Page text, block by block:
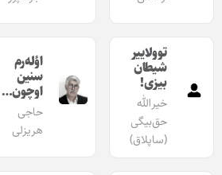
توولاییر
شیطان
بیزی!
خیرالله
حق‌بیگی
(ساپلاق)
اؤله‌رم
سنین
اوچون…
حاجی
هریزلی